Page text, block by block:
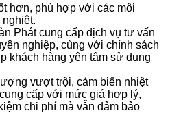
hơn, phù hợp với các môi
Phát cung cấp dịch vụ tư vấn
nghiệp, cùng với chính sách
khách hàng yên tâm sử dụng
vượt trội, cảm biến nhiệt
cấp với mức giá hợp lý,
chi phí mà vẫn đảm bảo